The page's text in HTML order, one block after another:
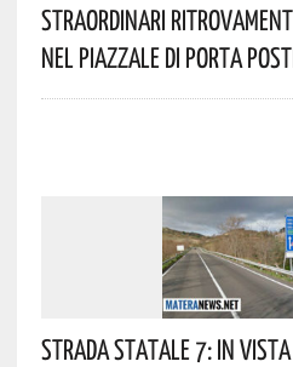
Straordinari
Nel Piazzale Di Porta
Strada Statale 7: In Vista